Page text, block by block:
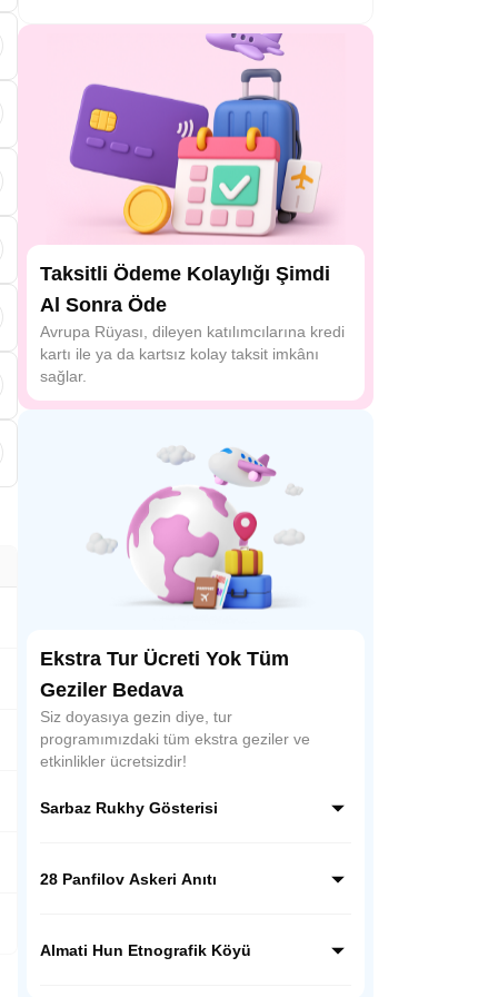
Taksitli Ödeme Kolaylığı Şimdi
Al Sonra Öde
Avrupa Rüyası, dileyen katılımcılarına kredi
kartı ile ya da kartsız kolay taksit imkânı
sağlar.
Ekstra Tur Ücreti Yok Tüm
Geziler Bedava
Siz doyasıya gezin diye, tur
programımızdaki tüm ekstra geziler ve
etkinlikler ücretsizdir!
Sarbaz Rukhy Gösterisi
askeri disiplinini ve ulusal ruhunu yansıtan
kahramanlık kültürünü sahnede canlandırır.
28 Panfilov Askeri Anıtı
Parkı’nda yer alır. II. Dünya Savaşı’nda
Almati Hun Etnografik Köyü